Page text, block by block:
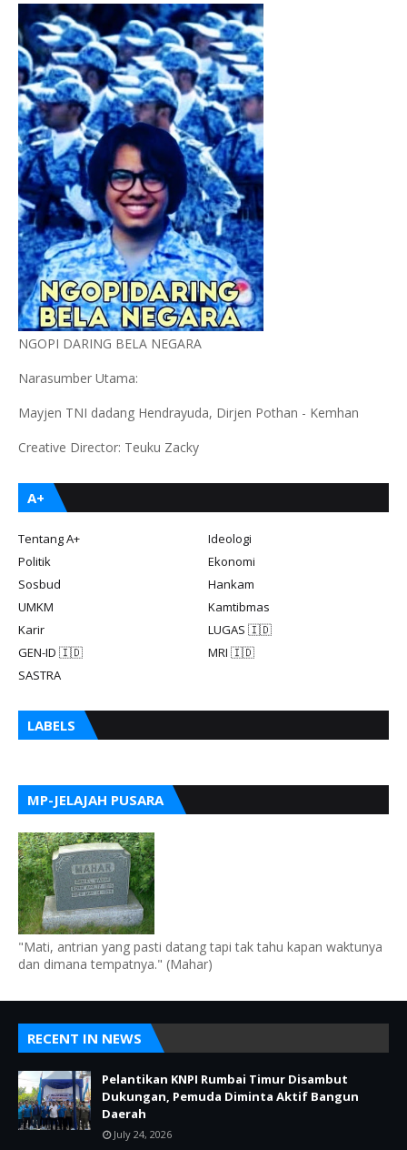
NGOPI DARING BELA NEGARA
Narasumber Utama:
Mayjen TNI dadang Hendrayuda, Dirjen Pothan - Kemhan
Creative Director: Teuku Zacky
A+
Tentang A+
Ideologi
Politik
Ekonomi
Sosbud
Hankam
UMKM
Kamtibmas
Karir
LUGAS 🇮🇩
GEN-ID 🇮🇩
MRI 🇮🇩
SASTRA
LABELS
MP-JELAJAH PUSARA
"Mati, antrian yang pasti datang tapi tak tahu kapan waktunya
dan dimana tempatnya." (Mahar)
RECENT IN NEWS
Pelantikan KNPI Rumbai Timur Disambut
Dukungan, Pemuda Diminta Aktif Bangun
Daerah
July 24, 2026